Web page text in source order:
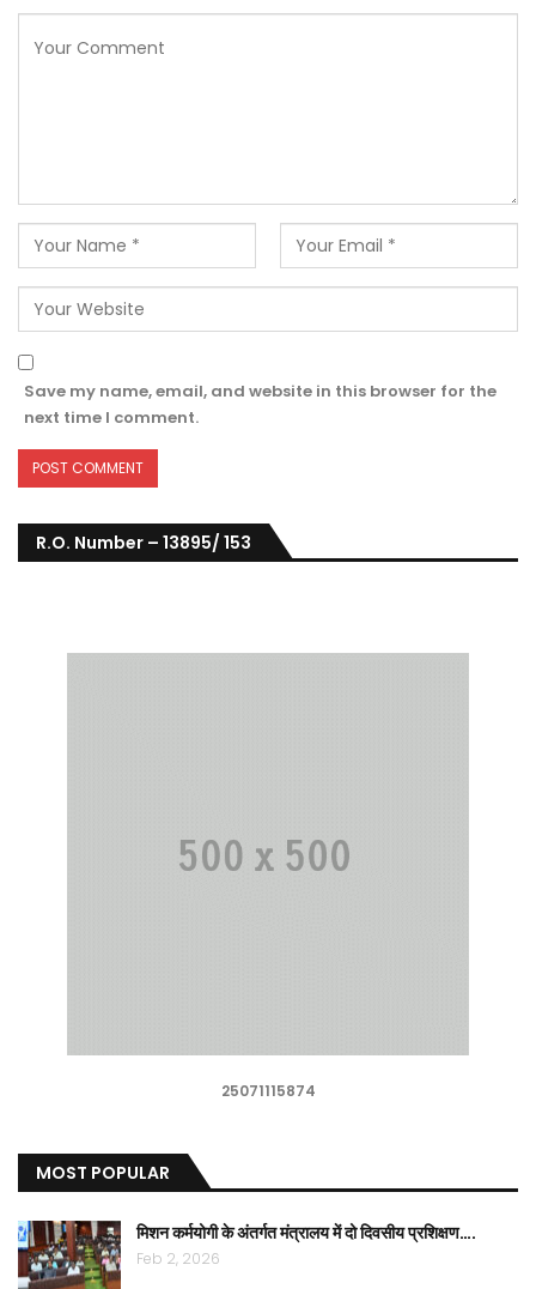
Save my name, email, and website in this browser for the
next time I comment.
R.O. Number – 13895/ 153
25071115874
MOST POPULAR
मिशन कर्मयोगी के अंतर्गत मंत्रालय में दो दिवसीय प्रशिक्षण….
Feb 2, 2026